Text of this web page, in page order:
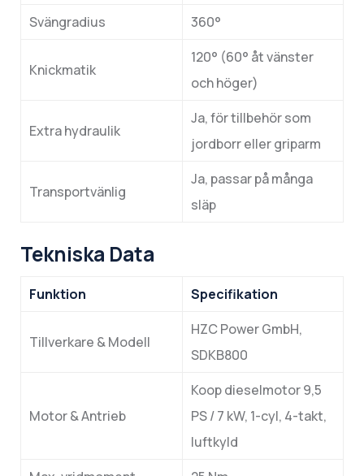
Svängradius 360°
Knickmatik
120° (60° åt vänster
och höger)
Extra hydraulik
Ja, för tillbehör som
jordborr eller griparm
Transportvänlig
Ja, passar på många
släp
Tekniska Data
Funktion Specifikation
Tillverkare & Modell
HZC Power GmbH,
SDKB800
Motor & Antrieb
Koop dieselmotor 9,5
PS / 7 kW, 1-cyl, 4-takt,
luftkyld